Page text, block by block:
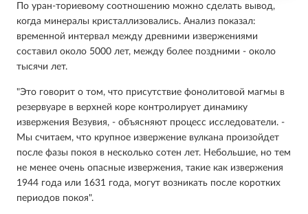
По уран-ториевому соотношению можно сделать вывод,
когда минералы кристаллизовались. Анализ показал:
временной интервал между древними извержениями
составил около 5000 лет, между более поздними - около
тысячи лет.
"Это говорит о том, что присутствие фонолитовой магмы в
резервуаре в верхней коре контролирует динамику
извержения Везувия, - объясняют процесс исследователи. -
Мы считаем, что крупное извержение вулкана произойдет
после фазы покоя в несколько сотен лет. Небольшие, но тем
не менее очень опасные извержения, такие как извержения
1944 года или 1631 года, могут возникать после коротких
периодов покоя".